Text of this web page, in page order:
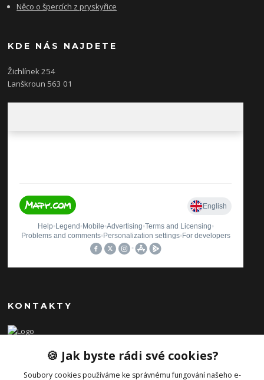
Něco o špercích z pryskyřice
KDE NÁS NAJDETE
Žichlínek 254
Lanškroun 563 01
KONTAKTY
+420 606654169
(Po-Pá, 8-16 hod.)
🍪 Jak byste rádi své cookies?
Soubory cookies používáme ke správnému fungování našeho e-